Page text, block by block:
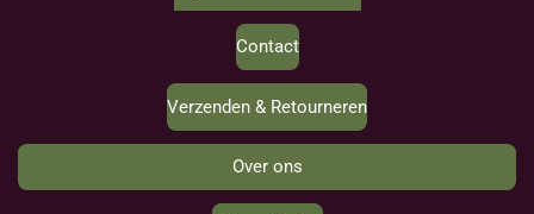
Contact
Verzenden & Retourneren
Over ons